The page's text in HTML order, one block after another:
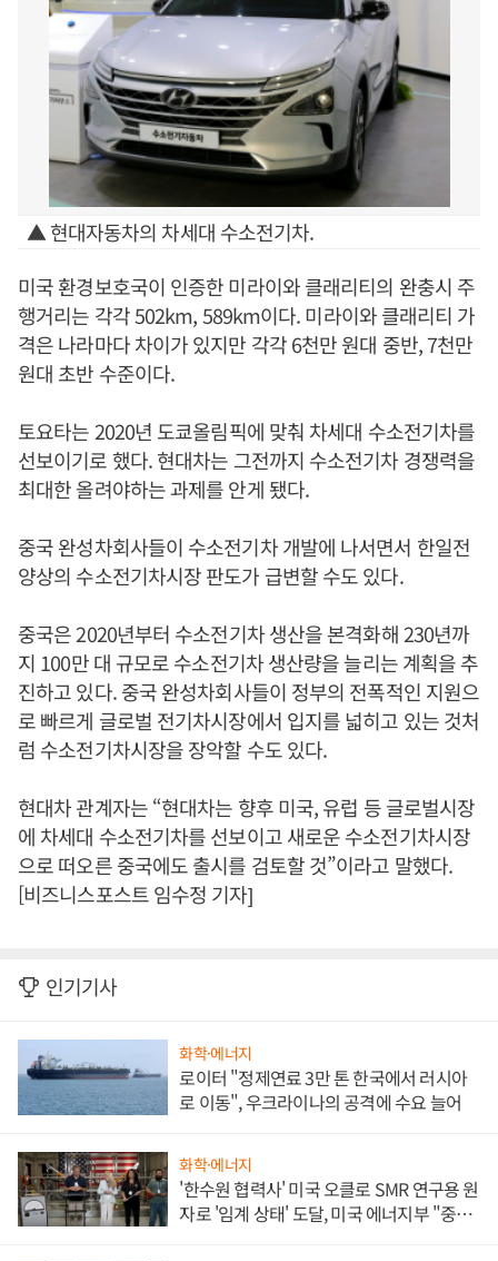
▲ 현대자동차의 차세대 수소전기차.
미국 환경보호국이 인증한 미라이와 클래리티의 완충시 주
행거리는 각각 502km, 589km이다. 미라이와 클래리티 가
격은 나라마다 차이가 있지만 각각 6천만 원대 중반, 7천만
원대 초반 수준이다.
토요타는 2020년 도쿄올림픽에 맞춰 차세대 수소전기차를
선보이기로 했다. 현대차는 그전까지 수소전기차 경쟁력을
최대한 올려야하는 과제를 안게 됐다.
중국 완성차회사들이 수소전기차 개발에 나서면서 한일전
양상의 수소전기차시장 판도가 급변할 수도 있다.
중국은 2020년부터 수소전기차 생산을 본격화해 230년까
지 100만 대 규모로 수소전기차 생산량을 늘리는 계획을 추
진하고 있다. 중국 완성차회사들이 정부의 전폭적인 지원으
로 빠르게 글로벌 전기차시장에서 입지를 넓히고 있는 것처
럼 수소전기차시장을 장악할 수도 있다.
현대차 관계자는 “현대차는 향후 미국, 유럽 등 글로벌시장
에 차세대 수소전기차를 선보이고 새로운 수소전기차시장
으로 떠오른 중국에도 출시를 검토할 것”이라고 말했다.
[비즈니스포스트 임수정 기자]
인기기사
화학·에너지
로이터 "정제연료 3만 톤 한국에서 러시아
로 이동", 우크라이나의 공격에 수요 늘어
화학·에너지
'한수원 협력사' 미국 오클로 SMR 연구용 원
자로 '임계 상태' 도달, 미국 에너지부 "중요